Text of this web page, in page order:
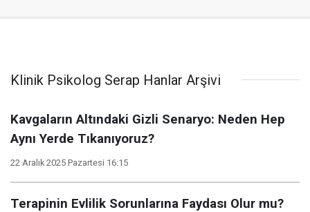
Klinik Psikolog Serap Hanlar Arşivi
Kavgaların Altındaki Gizli Senaryo: Neden Hep
Aynı Yerde Tıkanıyoruz?
22 Aralık 2025 Pazartesi 16:15
Terapinin Evlilik Sorunlarına Faydası Olur mu?